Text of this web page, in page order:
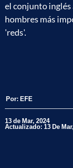
el conjunto inglés
hombres más
'reds'.
Por: EFE
13 de Mar, 2024
Actualizado: 13 De